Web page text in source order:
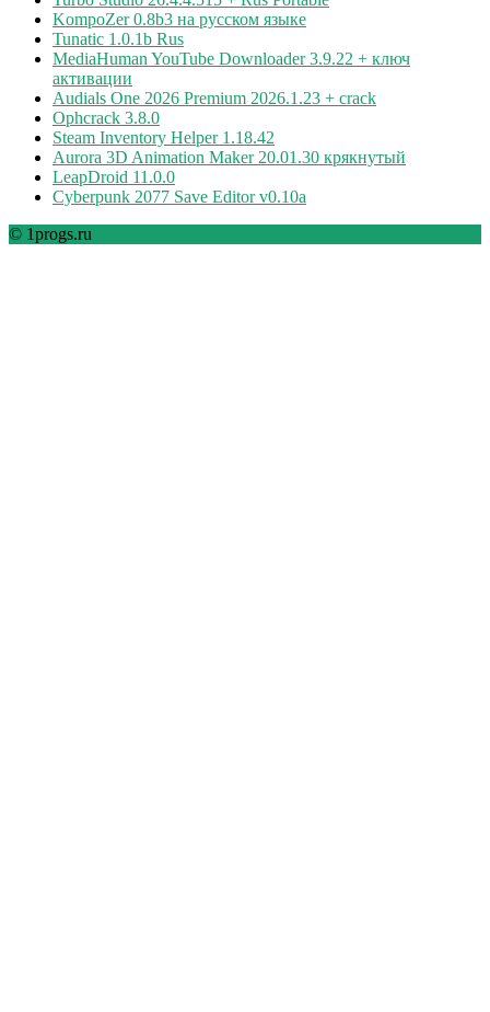
KompoZer 0.8b3 на русском языке
Tunatic 1.0.1b Rus
MediaHuman YouTube Downloader 3.9.22 + ключ
активации
Audials One 2026 Premium 2026.1.23 + crack
Ophcrack 3.8.0
Steam Inventory Helper 1.18.42
Aurora 3D Animation Maker 20.01.30 крякнутый
LeapDroid 11.0.0
Cyberpunk 2077 Save Editor v0.10a
© 1progs.ru